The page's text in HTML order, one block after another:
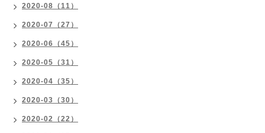
2020-08（11）
2020-07（27）
2020-06（45）
2020-05（31）
2020-04（35）
2020-03（30）
2020-02（22）